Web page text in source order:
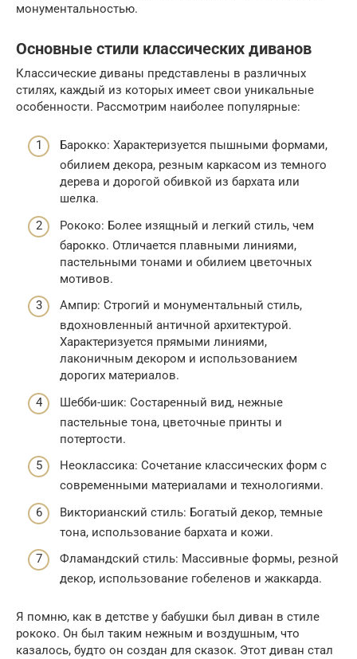
монументальностью.
Основные стили классических диванов
Классические диваны представлены в различных
стилях, каждый из которых имеет свои уникальные
особенности. Рассмотрим наиболее популярные:
Барокко: Характеризуется пышными формами,
обилием декора, резным каркасом из темного
дерева и дорогой обивкой из бархата или
шелка.
Рококо: Более изящный и легкий стиль, чем
барокко. Отличается плавными линиями,
пастельными тонами и обилием цветочных
мотивов.
Ампир: Строгий и монументальный стиль,
вдохновленный античной архитектурой.
Характеризуется прямыми линиями,
лаконичным декором и использованием
дорогих материалов.
Шебби-шик: Состаренный вид, нежные
пастельные тона, цветочные принты и
потертости.
Неоклассика: Сочетание классических форм с
современными материалами и технологиями.
Викторианский стиль: Богатый декор, темные
тона, использование бархата и кожи.
Фламандский стиль: Массивные формы, резной
декор, использование гобеленов и жаккарда.
Я помню, как в детстве у бабушки был диван в стиле
рококо. Он был таким нежным и воздушным, что
казалось, будто он создан для сказок. Этот диван стал